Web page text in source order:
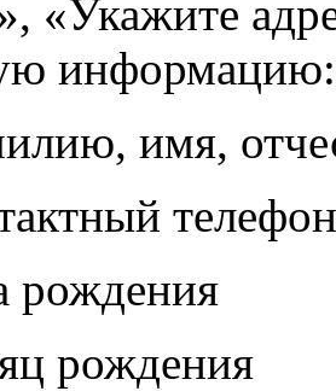
«Укажите
информацию:
имя,
рождения
рождения